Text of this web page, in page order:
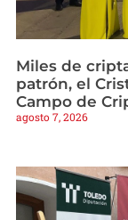
Miles de
patrón, el
Campo de
agosto 7, 2026